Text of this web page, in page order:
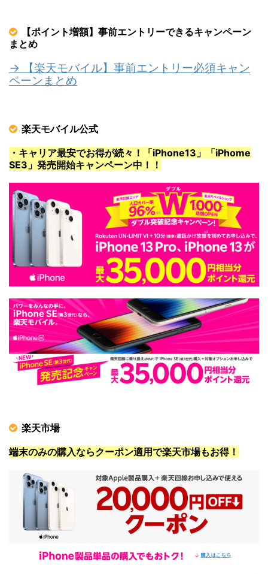
【ポイント増額】事前エントリーできるキャンペーン
まとめ
→ 【楽天モバイル】事前エントリー必須キャン
ペーンまとめ
楽天モバイル公式
・キャリア最安でお得が続々！「iPhone13」「iPhome
SE3」発売開始キャンペーン中！！
楽天市場
端末のみの購入ならクーポン適用で楽天市場もお得！